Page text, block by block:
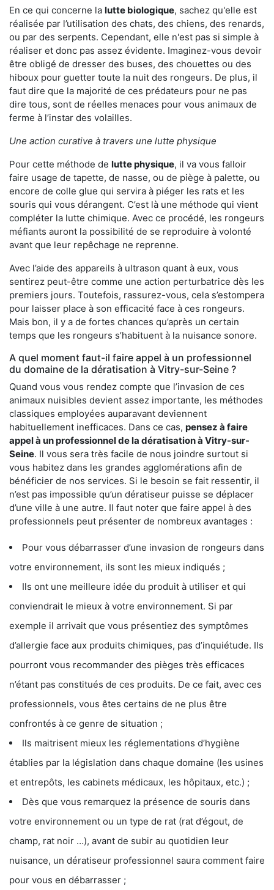
En ce qui concerne la lutte biologique, sachez qu'elle est
réalisée par l’utilisation des chats, des chiens, des renards,
ou par des serpents. Cependant, elle n'est pas si simple à
réaliser et donc pas assez évidente. Imaginez-vous devoir
être obligé de dresser des buses, des chouettes ou des
hiboux pour guetter toute la nuit des rongeurs. De plus, il
faut dire que la majorité de ces prédateurs pour ne pas
dire tous, sont de réelles menaces pour vous animaux de
ferme à l’instar des volailles.
Une action curative à travers une lutte physique
Pour cette méthode de lutte physique, il va vous falloir
faire usage de tapette, de nasse, ou de piège à palette, ou
encore de colle glue qui servira à piéger les rats et les
souris qui vous dérangent. C’est là une méthode qui vient
compléter la lutte chimique. Avec ce procédé, les rongeurs
méfiants auront la possibilité de se reproduire à volonté
avant que leur repêchage ne reprenne.
Avec l’aide des appareils à ultrason quant à eux, vous
sentirez peut-être comme une action perturbatrice dès les
premiers jours. Toutefois, rassurez-vous, cela s’estompera
pour laisser place à son efficacité face à ces rongeurs.
Mais bon, il y a de fortes chances qu’après un certain
temps que les rongeurs s’habituent à la nuisance sonore.
A quel moment faut-il faire appel à un professionnel
du domaine de la dératisation à Vitry-sur-Seine ?
Quand vous vous rendez compte que l’invasion de ces
animaux nuisibles devient assez importante, les méthodes
classiques employées auparavant deviennent
habituellement inefficaces. Dans ce cas, pensez à faire
appel à un professionnel de la dératisation à Vitry-sur-
Seine. Il vous sera très facile de nous joindre surtout si
vous habitez dans les grandes agglomérations afin de
bénéficier de nos services. Si le besoin se fait ressentir, il
n’est pas impossible qu’un dératiseur puisse se déplacer
d’une ville à une autre. Il faut noter que faire appel à des
professionnels peut présenter de nombreux avantages :
Pour vous débarrasser d’une invasion de rongeurs dans
votre environnement, ils sont les mieux indiqués ;
Ils ont une meilleure idée du produit à utiliser et qui
conviendrait le mieux à votre environnement. Si par
exemple il arrivait que vous présentiez des symptômes
d’allergie face aux produits chimiques, pas d’inquiétude. Ils
pourront vous recommander des pièges très efficaces
n’étant pas constitués de ces produits. De ce fait, avec ces
professionnels, vous êtes certains de ne plus être
confrontés à ce genre de situation ;
Ils maitrisent mieux les réglementations d’hygiène
établies par la législation dans chaque domaine (les usines
et entrepôts, les cabinets médicaux, les hôpitaux, etc.) ;
Dès que vous remarquez la présence de souris dans
votre environnement ou un type de rat (rat d’égout, de
champ, rat noir …), avant de subir au quotidien leur
nuisance, un dératiseur professionnel saura comment faire
pour vous en débarrasser ;